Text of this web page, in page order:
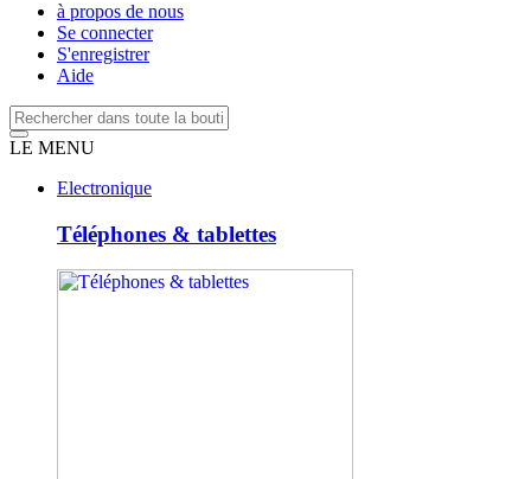
à propos de nous
Se connecter
S'enregistrer
Aide
LE MENU
Electronique
Téléphones & tablettes